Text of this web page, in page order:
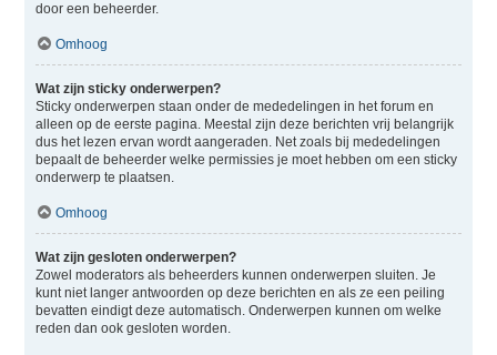
door een beheerder.
Omhoog
Wat zijn sticky onderwerpen?
Sticky onderwerpen staan onder de mededelingen in het forum en
alleen op de eerste pagina. Meestal zijn deze berichten vrij belangrijk
dus het lezen ervan wordt aangeraden. Net zoals bij mededelingen
bepaalt de beheerder welke permissies je moet hebben om een sticky
onderwerp te plaatsen.
Omhoog
Wat zijn gesloten onderwerpen?
Zowel moderators als beheerders kunnen onderwerpen sluiten. Je
kunt niet langer antwoorden op deze berichten en als ze een peiling
bevatten eindigt deze automatisch. Onderwerpen kunnen om welke
reden dan ook gesloten worden.